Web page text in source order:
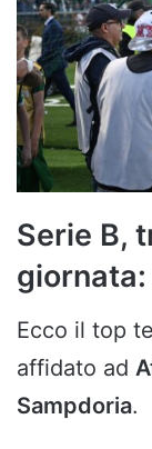
Serie B,
giornata:
Ecco il top
affidato ad
Sampdoria.